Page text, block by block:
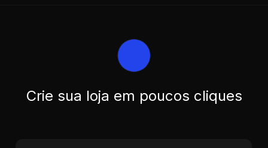
Crie sua loja em poucos cliques